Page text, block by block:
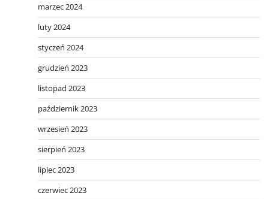
marzec 2024
luty 2024
styczeń 2024
grudzień 2023
listopad 2023
październik 2023
wrzesień 2023
sierpień 2023
lipiec 2023
czerwiec 2023